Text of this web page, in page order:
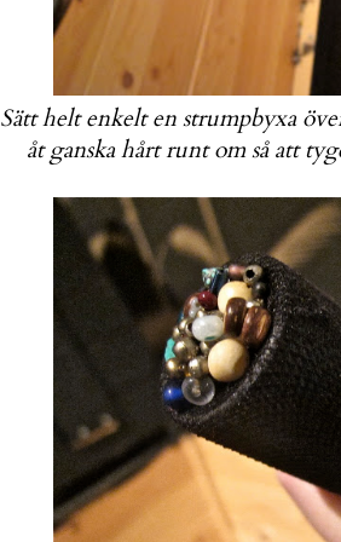
Sätt helt enkelt en strumpbyxa
åt ganska hårt runt om så att